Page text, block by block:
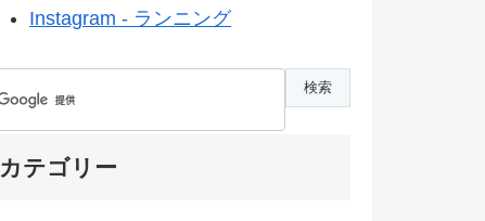
Instagram - ランニング
カテゴリー